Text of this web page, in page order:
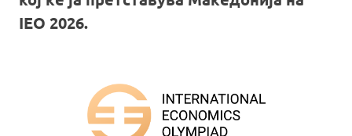
IEO 2026.